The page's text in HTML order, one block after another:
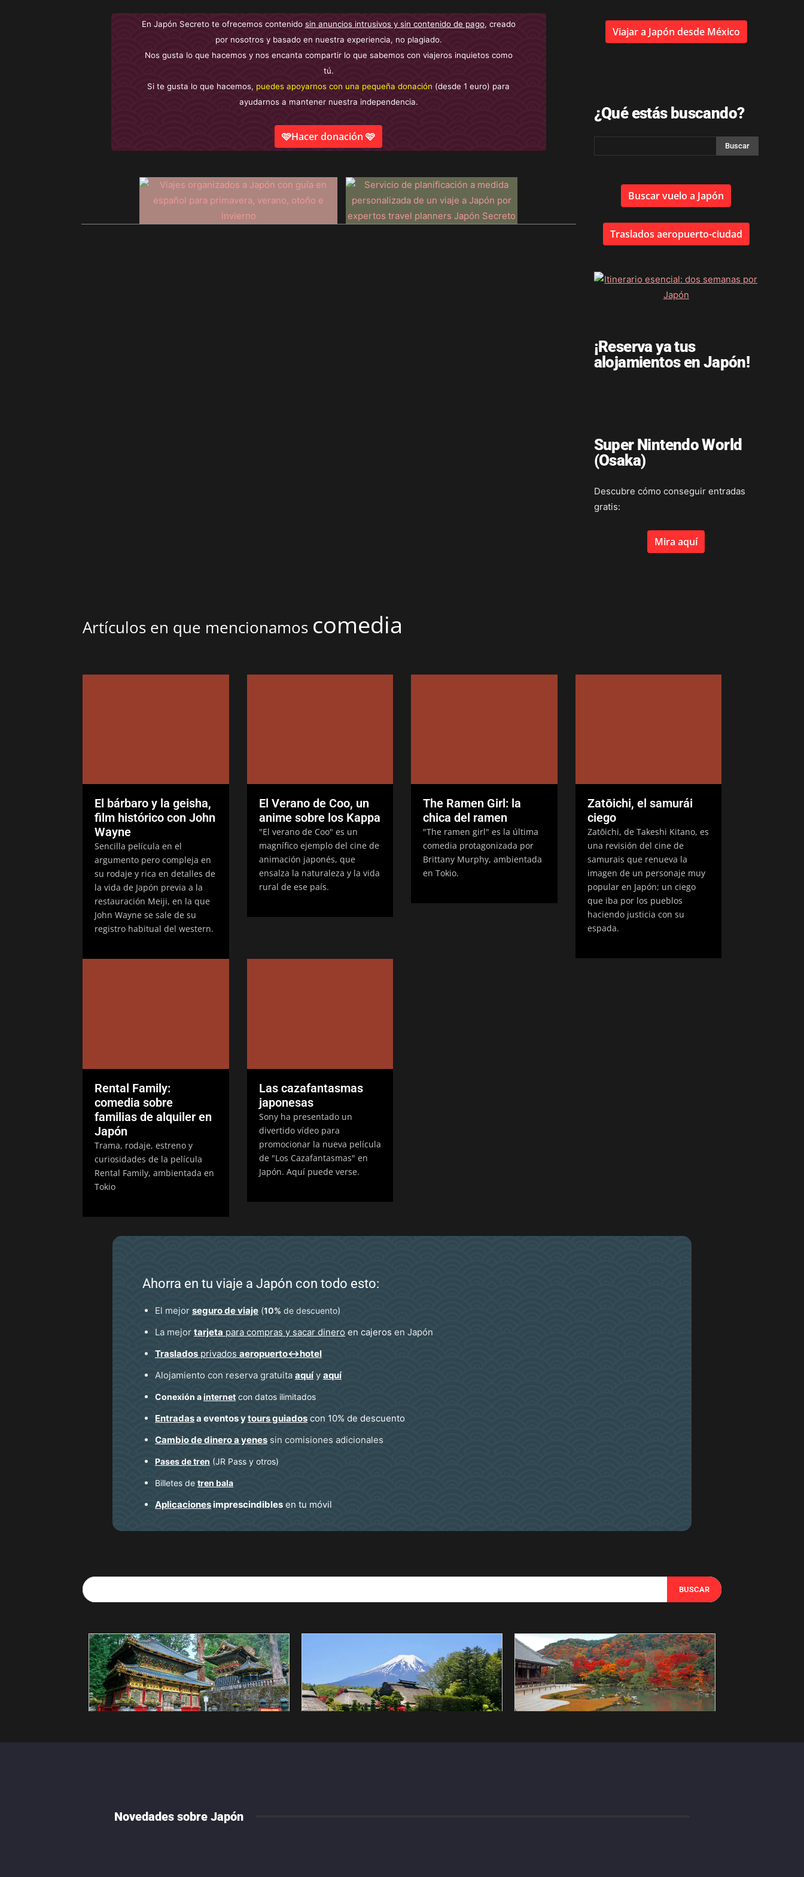
En Japón Secreto te ofrecemos contenido sin anuncios intrusivos y sin contenido de pago, creado
por nosotros y basado en nuestra experiencia, no plagiado.
Nos gusta lo que hacemos y nos encanta compartir lo que sabemos con viajeros inquietos como
tú.
Si te gusta lo que hacemos, puedes apoyarnos con una pequeña donación (desde 1 euro) para
ayudarnos a mantener nuestra independencia.
🩷Hacer donación 🩷
Viajar a Japón desde México
¿Qué estás buscando?
Buscar vuelo a Japón
Traslados aeropuerto-ciudad
¡Reserva ya tus
alojamientos en Japón!
Super Nintendo World
(Osaka)
Descubre cómo conseguir entradas
gratis:
Mira aquí
Artículos en que mencionamos comedia
El bárbaro y la geisha,
film histórico con John
Wayne
Sencilla película en el
argumento pero compleja en
su rodaje y rica en detalles de
la vida de Japón previa a la
restauración Meiji, en la que
John Wayne se sale de su
registro habitual del western.
El Verano de Coo, un
anime sobre los Kappa
"El verano de Coo" es un
magnífico ejemplo del cine de
animación japonés, que
ensalza la naturaleza y la vida
rural de ese país.
The Ramen Girl: la
chica del ramen
"The ramen girl" es la última
comedia protagonizada por
Brittany Murphy, ambientada
en Tokio.
Zatōichi, el samurái
ciego
Zatōichi, de Takeshi Kitano, es
una revisión del cine de
samurais que renueva la
imagen de un personaje muy
popular en Japón; un ciego
que iba por los pueblos
haciendo justicia con su
espada.
Rental Family:
comedia sobre
familias de alquiler en
Japón
Trama, rodaje, estreno y
curiosidades de la película
Rental Family, ambientada en
Tokio
Las cazafantasmas
japonesas
Sony ha presentado un
divertido vídeo para
promocionar la nueva película
de "Los Cazafantasmas" en
Japón. Aquí puede verse.
Ahorra en tu viaje a Japón con todo esto:
El mejor seguro de viaje (10% de descuento)
La mejor tarjeta para compras y sacar dinero en cajeros en Japón
Traslados privados aeropuerto↔hotel
Alojamiento con reserva gratuita aquíy aquí
Conexión ainternet con datos ilimitados
Entradasa eventos ytours guiados con 10% de descuento
Cambio de dinero a yenes sin comisiones adicionales
Pases de tren (JR Pass y otros)
Billetes de tren bala
Aplicacionesimprescindibles en tu móvil
BUSCAR
Novedades sobre Japón